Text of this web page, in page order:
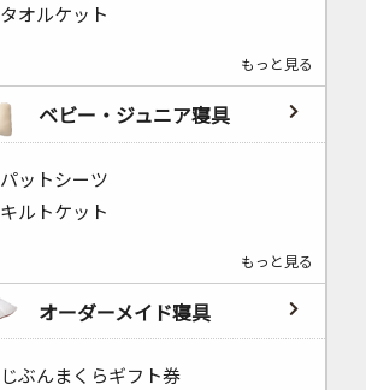
タオルケット
もっと見る
ベビー・ジュニア寝具
パットシーツ
キルトケット
もっと見る
オーダーメイド寝具
じぶんまくらギフト券